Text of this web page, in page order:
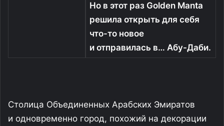
Но в этот раз Golden Manta
решила открыть для себя
что-то новое
и отправилась в… Абу-Даби.
Столица Объединенных Арабских Эмиратов
и одновременно город, похожий на декорации